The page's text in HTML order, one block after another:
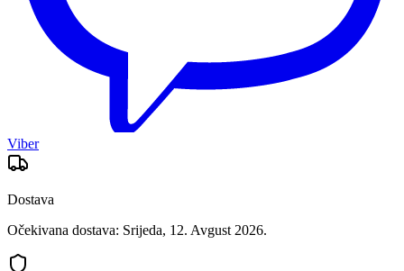
Viber
Dostava
Očekivana dostava: Srijeda, 12. Avgust 2026.